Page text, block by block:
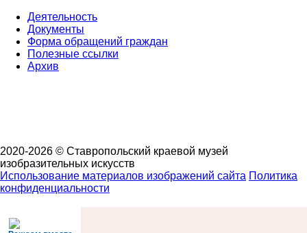
Деятельность
Документы
Форма обращений граждан
Полезные ссылки
Архив
2020-2026 © Ставропольский краевой музей
изобразительных искусств
Использование материалов изображений сайта Политика
конфиденциальности